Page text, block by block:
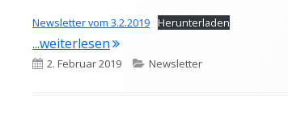
Newsletter vom 3.2.2019 Herunterladen
...weiterlesen"Newsletter vom 3.2.2019"
Veröffentlicht
2. Februar 2019 Kategorien
Newsletter